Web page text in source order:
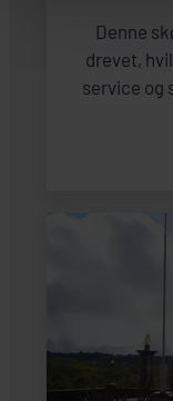
Denne
drevet,
service og
i alt
sted.
udsigt,
ud til en
terrasse.